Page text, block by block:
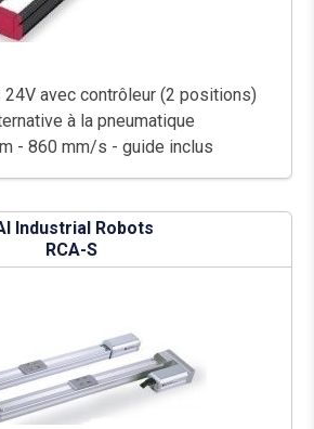
24V avec contrôleur (2 positions)
à la pneumatique
- 860 mm/s - guide inclus
Industrial Robots
RCA-S